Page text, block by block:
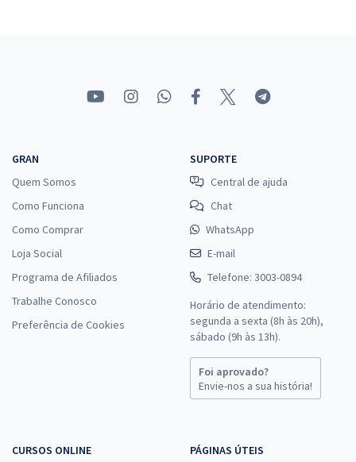
GRAN
Quem Somos
Como Funciona
Como Comprar
Loja Social
Programa de Afiliados
Trabalhe Conosco
Preferência de Cookies
SUPORTE
Central de ajuda
Chat
WhatsApp
E-mail
Telefone: 3003-0894
Horário de atendimento:
segunda a sexta (8h às 20h),
sábado (9h às 13h).
Foi aprovado?
Envie-nos a sua história!
CURSOS ONLINE PÁGINAS ÚTEIS